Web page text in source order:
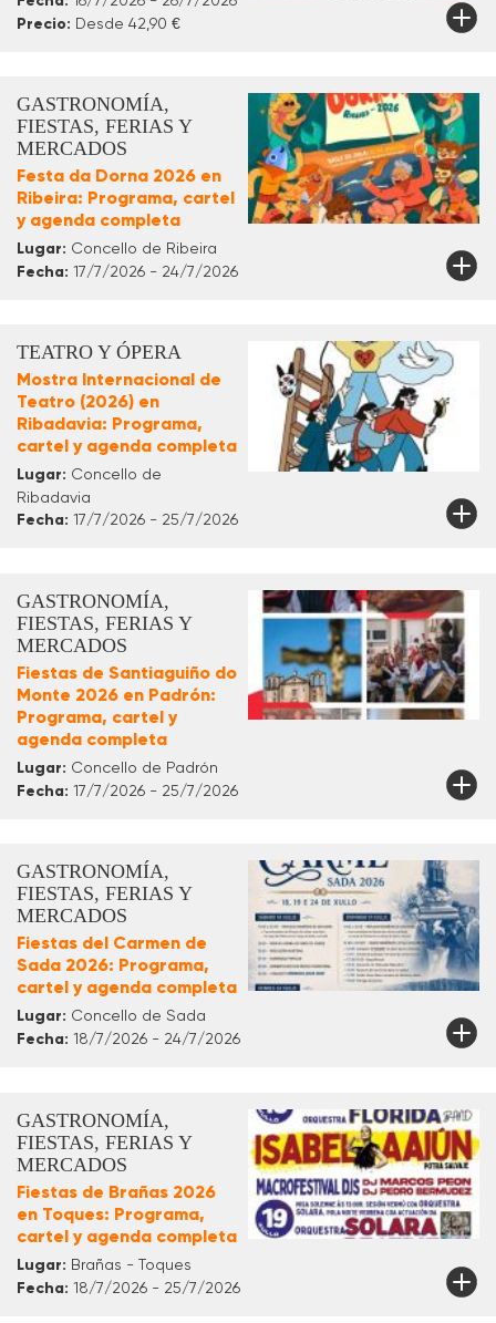
Precio: Desde 42,90 €
GASTRONOMÍA,
FIESTAS, FERIAS Y
MERCADOS
Festa da Dorna 2026 en
Ribeira: Programa, cartel
y agenda completa
Lugar: Concello de Ribeira
Fecha: 17/7/2026 - 24/7/2026
TEATRO Y ÓPERA
Mostra Internacional de
Teatro (2026) en
Ribadavia: Programa,
cartel y agenda completa
Lugar: Concello de
Ribadavia
Fecha: 17/7/2026 - 25/7/2026
GASTRONOMÍA,
FIESTAS, FERIAS Y
MERCADOS
Fiestas de Santiaguiño do
Monte 2026 en Padrón:
Programa, cartel y
agenda completa
Lugar: Concello de Padrón
Fecha: 17/7/2026 - 25/7/2026
GASTRONOMÍA,
FIESTAS, FERIAS Y
MERCADOS
Fiestas del Carmen de
Sada 2026: Programa,
cartel y agenda completa
Lugar: Concello de Sada
Fecha: 18/7/2026 - 24/7/2026
GASTRONOMÍA,
FIESTAS, FERIAS Y
MERCADOS
Fiestas de Brañas 2026
en Toques: Programa,
cartel y agenda completa
Lugar: Brañas - Toques
Fecha: 18/7/2026 - 25/7/2026